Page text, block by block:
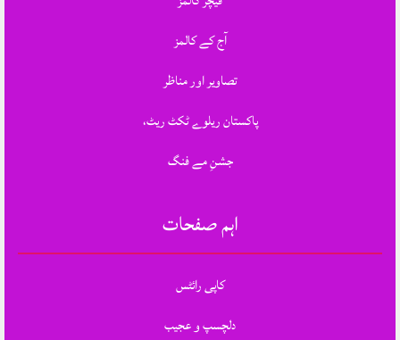
آج کے کالمز
تصاویر اور مناظر
پاکستان ریلوے ٹکٹ ریٹ،
جشنِ مے فنگ
اہم صفحات
کاپی رائٹس
دلچسپ و عجیب